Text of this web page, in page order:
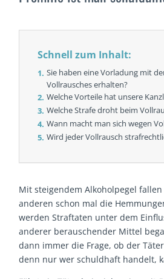
Schnell zum Inhalt:
Sie haben eine Vorladung mit
Vollrausches erhalten?
Welche Vorteile hat unsere
Welche Strafe droht beim
Wann macht man sich wegen
Wird jeder Vollrausch
Mit steigendem Alkoholpegel
anderen schon mal die
werden Straftaten unter dem
anderer berauschender Mittel
dann immer die Frage, ob der
denn nur wer schuldhaft handelt,